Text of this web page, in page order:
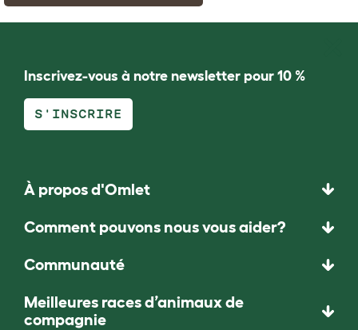
Inscrivez-vous à notre newsletter pour 10 %
S'INSCRIRE
À propos d'Omlet
Comment pouvons nous vous aider?
Communauté
Meilleures races d’animaux de
compagnie